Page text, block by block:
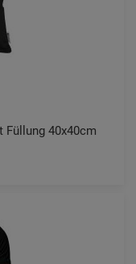
Füllung 40x40cm